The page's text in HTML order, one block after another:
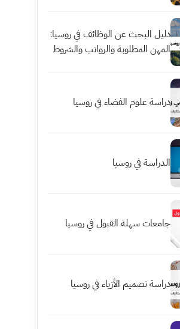
دليل البحث عن الوظائف في روسيا:
المهن المطلوبة والرواتب والشروط
دراسة علوم الفضاء في روسيا
الدراسة في روسيا
جامعات سهلة القبول في روسيا
دراسة تصميم الأزياء في روسيا